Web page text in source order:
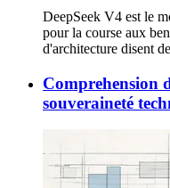
DeepSeek V4 est le
pour la course aux
d'architecture disent
Comprehension
souveraineté